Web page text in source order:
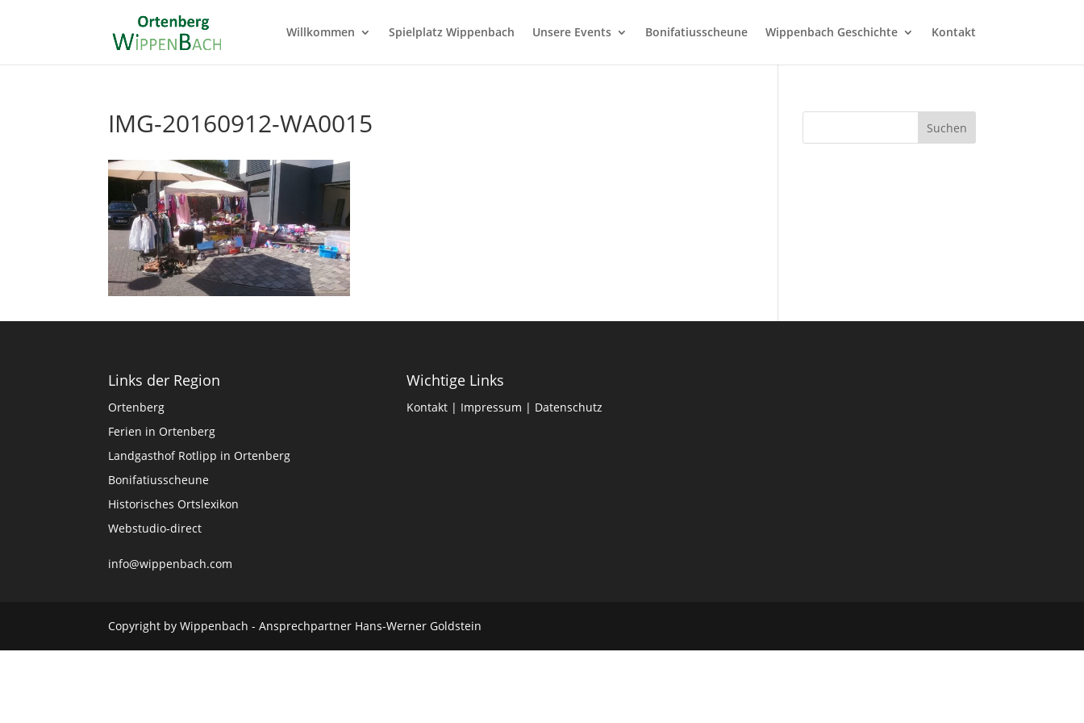
Willkommen Spielplatz Wippenbach Unsere Events Bonifatiusscheune Wippenbach Geschichte Kontakt
IMG-20160912-WA0015
Links der Region
Ortenberg
Ferien in Ortenberg
Landgasthof Rotlipp in Ortenberg
Bonifatiusscheune
Historisches Ortslexikon
Webstudio-direct
info@wippenbach.com
Wichtige Links
Kontakt| Impressum | Datenschutz
Copyright by Wippenbach - Ansprechpartner Hans-Werner Goldstein